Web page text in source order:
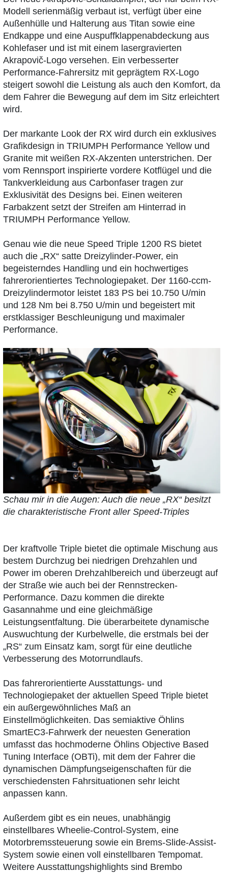
Modell serienmäßig verbaut ist, verfügt über eine
Außenhülle und Halterung aus Titan sowie eine
Endkappe und eine Auspuffklappenabdeckung aus
Kohlefaser und ist mit einem lasergravierten
Akrapovič-Logo versehen. Ein verbesserter
Performance-Fahrersitz mit geprägtem RX-Logo
steigert sowohl die Leistung als auch den Komfort, da
dem Fahrer die Bewegung auf dem im Sitz erleichtert
wird.
Der markante Look der RX wird durch ein exklusives
Grafikdesign in TRIUMPH Performance Yellow und
Granite mit weißen RX-Akzenten unterstrichen. Der
vom Rennsport inspirierte vordere Kotflügel und die
Tankverkleidung aus Carbonfaser tragen zur
Exklusivität des Designs bei. Einen weiteren
Farbakzent setzt der Streifen am Hinterrad in
TRIUMPH Performance Yellow.
Genau wie die neue Speed Triple 1200 RS bietet
auch die „RX“ satte Dreizylinder-Power, ein
begeisterndes Handling und ein hochwertiges
fahrerorientiertes Technologiepaket. Der 1160-ccm-
Dreizylindermotor leistet 183 PS bei 10.750 U/min
und 128 Nm bei 8.750 U/min und begeistert mit
erstklassiger Beschleunigung und maximaler
Performance.
Schau mir in die Augen: Auch die neue „RX“ besitzt
die charakteristische Front aller Speed-Triples
Der kraftvolle Triple bietet die optimale Mischung aus
bestem Durchzug bei niedrigen Drehzahlen und
Power im oberen Drehzahlbereich und überzeugt auf
der Straße wie auch bei der Rennstrecken-
Performance. Dazu kommen die direkte
Gasannahme und eine gleichmäßige
Leistungsentfaltung. Die überarbeitete dynamische
Auswuchtung der Kurbelwelle, die erstmals bei der
„RS“ zum Einsatz kam, sorgt für eine deutliche
Verbesserung des Motorrundlaufs.
Das fahrerorientierte Ausstattungs- und
Technologiepaket der aktuellen Speed Triple bietet
ein außergewöhnliches Maß an
Einstellmöglichkeiten. Das semiaktive Öhlins
SmartEC3-Fahrwerk der neuesten Generation
umfasst das hochmoderne Öhlins Objective Based
Tuning Interface (OBTi), mit dem der Fahrer die
dynamischen Dämpfungseigenschaften für die
verschiedensten Fahrsituationen sehr leicht
anpassen kann.
Außerdem gibt es ein neues, unabhängig
einstellbares Wheelie-Control-System, eine
Motorbremssteuerung sowie ein Brems-Slide-Assist-
System sowie einen voll einstellbaren Tempomat.
Weitere Ausstattungshighlights sind Brembo